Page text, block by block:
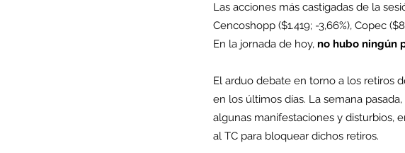
Las acciones más castigadas de la
Cencoshopp ($1.419; -3,66%), Copec
En la jornada de hoy, no hubo ningún
El arduo debate en torno a los retiros
en los últimos días. La semana
algunas manifestaciones y disturbios,
al TC para bloquear dichos retiros.